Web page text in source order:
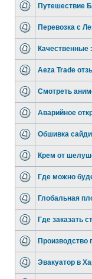
Путешествие
Перевозка с
Качественные
Aeza Trade
Смотреть
Аварийное
Обшивка
Крем от
Где можно
Глобальная
Где заказать
Производство
Эвакуатор в